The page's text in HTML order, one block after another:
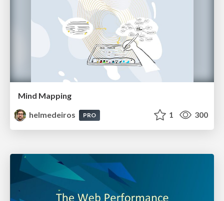
Mind Mapping
helmedeiros
PRO 1 300